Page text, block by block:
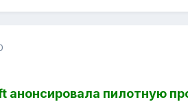
анонсировала пилотную